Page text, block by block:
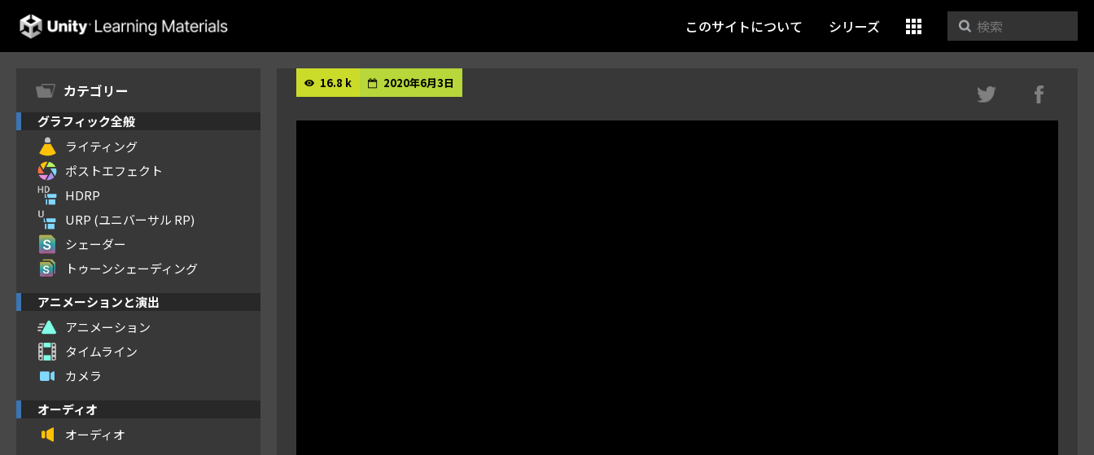
Unity Learning Materials
このサイトについて シリーズ
カテゴリー
グラフィック全般
ライティング
ポストエフェクト
HDRP
URP (ユニバーサル RP)
シェーダー
トゥーンシェーディング
アニメーションと演出
アニメーション
タイムライン
カメラ
オーディオ
オーディオ
16.8 k 2020年6月3日